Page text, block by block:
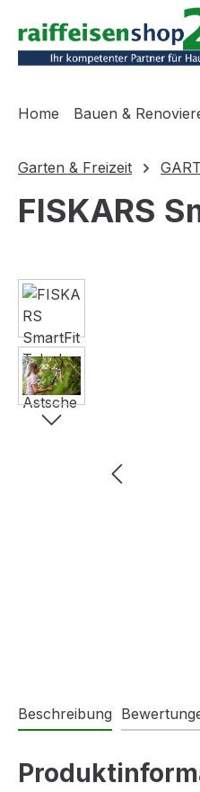
Hauptinhalt springen
Zur Suche springen
Zur Hauptnavigation
Home Bauen &
Garten & Freizeit
FISKARS
Bildergalerie überspringen
Beschreibung